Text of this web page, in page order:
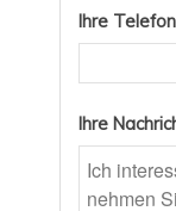
Ihre
Ihre